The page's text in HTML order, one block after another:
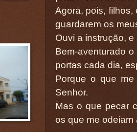
Agora, pois,
guardarem os
Ouvi a instrução,
Bem-aventurado
portas cada dia,
Porque o que
Senhor.
Mas o que pecar
os que me odeiam